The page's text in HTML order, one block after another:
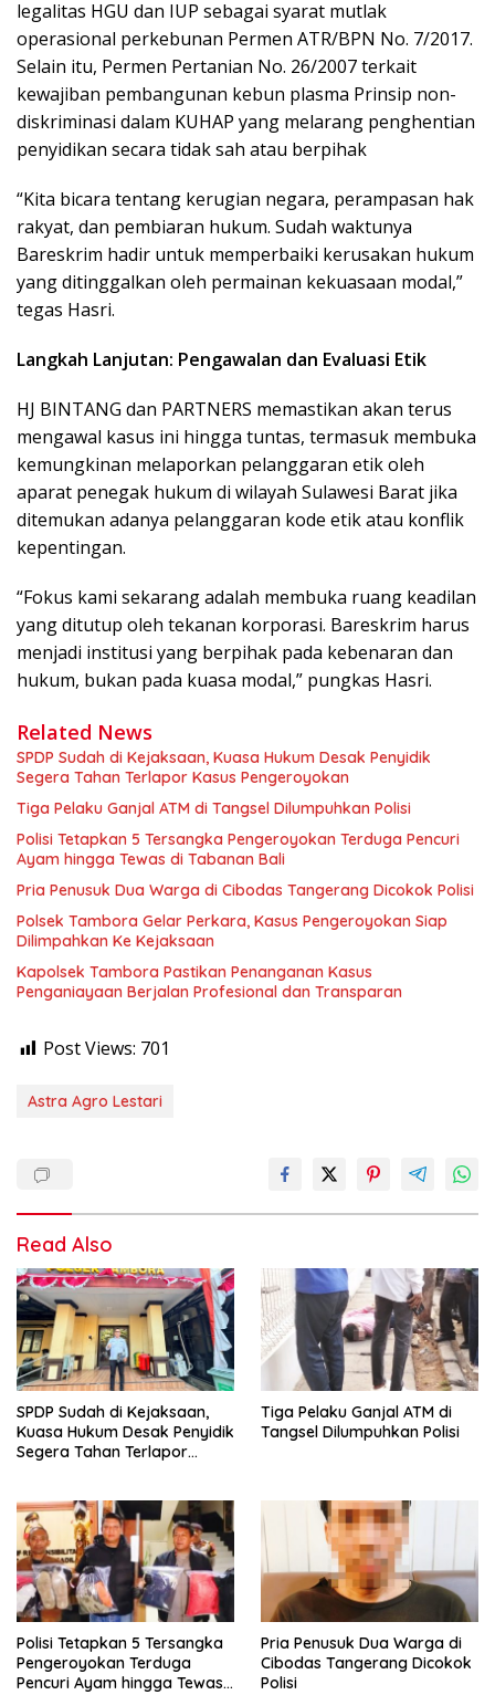
legalitas HGU dan IUP sebagai syarat mutlak
operasional perkebunan Permen ATR/BPN No. 7/2017.
Selain itu, Permen Pertanian No. 26/2007 terkait
kewajiban pembangunan kebun plasma Prinsip non-
diskriminasi dalam KUHAP yang melarang penghentian
penyidikan secara tidak sah atau berpihak
“Kita bicara tentang kerugian negara, perampasan hak
rakyat, dan pembiaran hukum. Sudah waktunya
Bareskrim hadir untuk memperbaiki kerusakan hukum
yang ditinggalkan oleh permainan kekuasaan modal,”
tegas Hasri.
Langkah Lanjutan: Pengawalan dan Evaluasi Etik
HJ BINTANG dan PARTNERS memastikan akan terus
mengawal kasus ini hingga tuntas, termasuk membuka
kemungkinan melaporkan pelanggaran etik oleh
aparat penegak hukum di wilayah Sulawesi Barat jika
ditemukan adanya pelanggaran kode etik atau konflik
kepentingan.
“Fokus kami sekarang adalah membuka ruang keadilan
yang ditutup oleh tekanan korporasi. Bareskrim harus
menjadi institusi yang berpihak pada kebenaran dan
hukum, bukan pada kuasa modal,” pungkas Hasri.
Related News
SPDP Sudah di Kejaksaan, Kuasa Hukum Desak Penyidik
Segera Tahan Terlapor Kasus Pengeroyokan
Tiga Pelaku Ganjal ATM di Tangsel Dilumpuhkan Polisi
Polisi Tetapkan 5 Tersangka Pengeroyokan Terduga Pencuri
Ayam hingga Tewas di Tabanan Bali
Pria Penusuk Dua Warga di Cibodas Tangerang Dicokok Polisi
Polsek Tambora Gelar Perkara, Kasus Pengeroyokan Siap
Dilimpahkan Ke Kejaksaan
Kapolsek Tambora Pastikan Penanganan Kasus
Penganiayaan Berjalan Profesional dan Transparan
Post Views: 701
Astra Agro Lestari
Read Also
SPDP Sudah di Kejaksaan,
Kuasa Hukum Desak Penyidik
Segera Tahan Terlapor
Tiga Pelaku Ganjal ATM di
Tangsel Dilumpuhkan Polisi
Polisi Tetapkan 5 Tersangka
Pengeroyokan Terduga
Pencuri Ayam hingga Tewas
Pria Penusuk Dua Warga di
Cibodas Tangerang Dicokok
Polisi